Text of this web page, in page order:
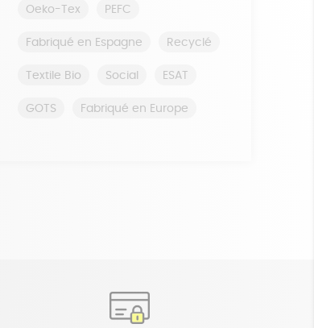
Oeko-Tex PEFC
Fabriqué en Espagne Recyclé
Textile Bio Social ESAT
GOTS Fabriqué en Europe